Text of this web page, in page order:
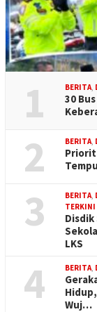
1 BERITA
30
2 BERITA
3 BERITA
TERKINI
LKS
4 BERITA
Wuj…